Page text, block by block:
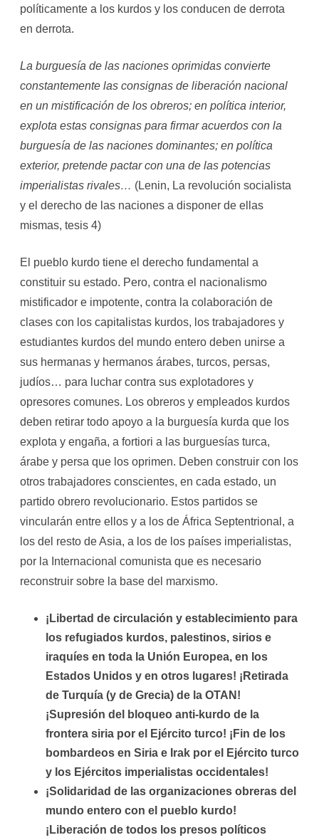
políticamente a los kurdos y los conducen de derrota
en derrota.
La burguesía de las naciones oprimidas convierte
constantemente las consignas de liberación nacional
en un mistificación de los obreros; en política interior,
explota estas consignas para firmar acuerdos con la
burguesía de las naciones dominantes; en política
exterior, pretende pactar con una de las potencias
imperialistas rivales… (Lenin, La revolución socialista
y el derecho de las naciones a disponer de ellas
mismas, tesis 4)
El pueblo kurdo tiene el derecho fundamental a
constituir su estado. Pero, contra el nacionalismo
mistificador e impotente, contra la colaboración de
clases con los capitalistas kurdos, los trabajadores y
estudiantes kurdos del mundo entero deben unirse a
sus hermanas y hermanos árabes, turcos, persas,
judíos… para luchar contra sus explotadores y
opresores comunes. Los obreros y empleados kurdos
deben retirar todo apoyo a la burguesía kurda que los
explota y engaña, a fortiori a las burguesías turca,
árabe y persa que los oprimen. Deben construir con los
otros trabajadores conscientes, en cada estado, un
partido obrero revolucionario. Estos partidos se
vincularán entre ellos y a los de África Septentrional, a
los del resto de Asia, a los de los países imperialistas,
por la Internacional comunista que es necesario
reconstruir sobre la base del marxismo.
¡Libertad de circulación y establecimiento para
los refugiados kurdos, palestinos, sirios e
iraquíes en toda la Unión Europea, en los
Estados Unidos y en otros lugares! ¡Retirada
de Turquía (y de Grecia) de la OTAN!
¡Supresión del bloqueo anti-kurdo de la
frontera siria por el Ejército turco! ¡Fin de los
bombardeos en Siria e Irak por el Ejército turco
y los Ejércitos imperialistas occidentales!
¡Solidaridad de las organizaciones obreras del
mundo entero con el pueblo kurdo!
¡Liberación de todos los presos políticos